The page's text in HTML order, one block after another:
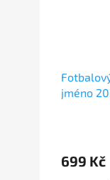
jméno
699 Kč